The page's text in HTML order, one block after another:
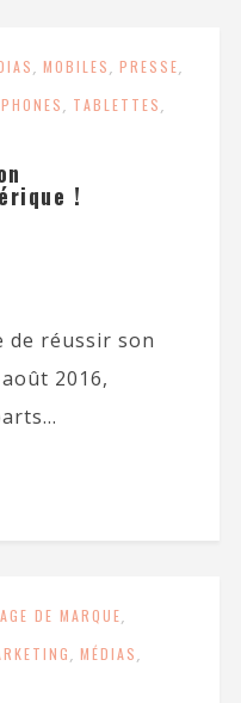
, MOBILES, PRESSE,
, TABLETTES,
!
de réussir son
2016,
DE MARQUE,
, MÉDIAS,